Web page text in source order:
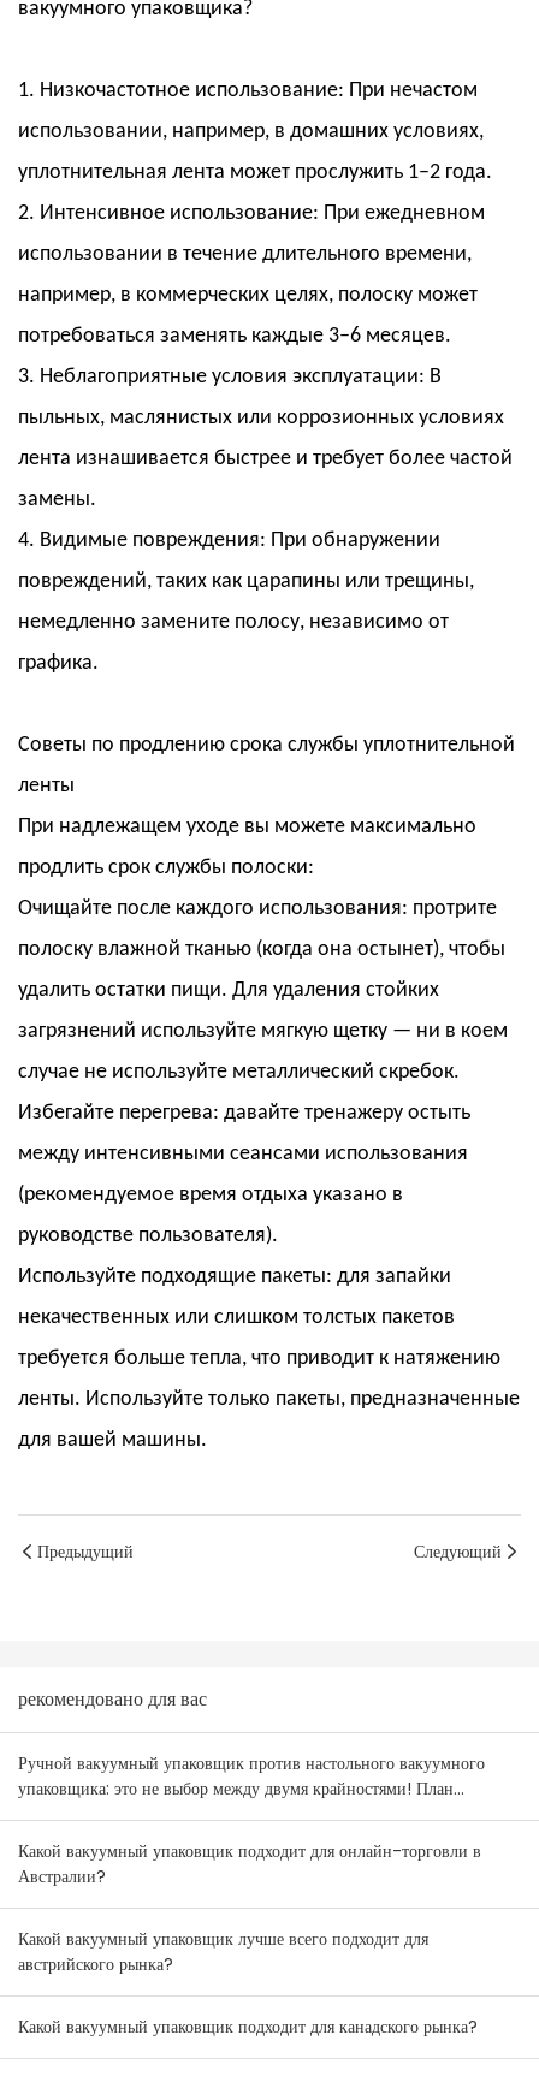
вакуумного упаковщика?
1. Низкочастотное использование: При нечастом
использовании, например, в домашних условиях,
уплотнительная лента может прослужить 1–2 года.
2. Интенсивное использование: При ежедневном
использовании в течение длительного времени,
например, в коммерческих целях, полоску может
потребоваться заменять каждые 3–6 месяцев.
3. Неблагоприятные условия эксплуатации: В
пыльных, маслянистых или коррозионных условиях
лента изнашивается быстрее и требует более частой
замены.
4. Видимые повреждения: При обнаружении
повреждений, таких как царапины или трещины,
немедленно замените полосу, независимо от
графика.
Советы по продлению срока службы уплотнительной
ленты
При надлежащем уходе вы можете максимально
продлить срок службы полоски:
Очищайте после каждого использования: протрите
полоску влажной тканью (когда она остынет), чтобы
удалить остатки пищи. Для удаления стойких
загрязнений используйте мягкую щетку — ни в коем
случае не используйте металлический скребок.
Избегайте перегрева: давайте тренажеру остыть
между интенсивными сеансами использования
(рекомендуемое время отдыха указано в
руководстве пользователя).
Используйте подходящие пакеты: для запайки
некачественных или слишком толстых пакетов
требуется больше тепла, что приводит к натяжению
ленты. Используйте только пакеты, предназначенные
для вашей машины.
Предыдущий Следующий
рекомендовано для вас
Ручной вакуумный упаковщик против настольного вакуумного
упаковщика: это не выбор между двумя крайностями! План
комбинирования товаров для оптовиков Австралии и Новой
Зеландии.
Какой вакуумный упаковщик подходит для онлайн-торговли в
Австралии?
Какой вакуумный упаковщик лучше всего подходит для
австрийского рынка?
Какой вакуумный упаковщик подходит для канадского рынка?